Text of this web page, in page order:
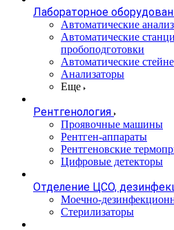
Лабораторное
Автоматические
Автоматические
пробоподготовки
Автоматические
Анализаторы
Еще
Рентгенология
Проявочные машины
Рентген-аппараты
Рентгеновские
Цифровые детекторы
Отделение ЦСО,
Моечно-
Стерилизаторы